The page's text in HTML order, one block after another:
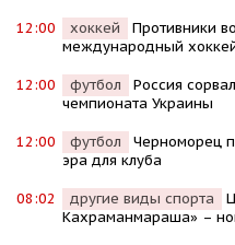
12:00 хоккей
Противники
международный
12:00 футбол
Россия
чемпионата Украины
12:00 футбол
Черноморец
эра для клуба
08:02 другие виды спорта
Кахраманмараша» –